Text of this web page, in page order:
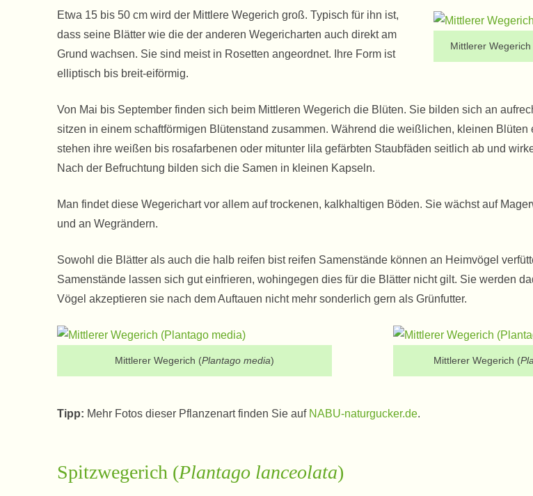
Mittlerer Wegerich
Etwa 15 bis 50 cm wird der Mittlere Wegerich groß. Typisch für ihn ist,
dass seine Blätter wie die der anderen Wegericharten auch direkt am
Grund wachsen. Sie sind meist in Rosetten angeordnet. Ihre Form ist
elliptisch bis breit-eiförmig.
Von Mai bis September finden sich beim Mittleren Wegerich die Blüten. Sie bilden sich an
sitzen in einem schaftförmigen Blütenstand zusammen. Während die weißlichen, kleinen Blüten
stehen ihre weißen bis rosafarbenen oder mitunter lila gefärbten Staubfäden seitlich ab und
Nach der Befruchtung bilden sich die Samen in kleinen Kapseln.
Man findet diese Wegerichart vor allem auf trockenen, kalkhaltigen Böden. Sie wächst auf
und an Wegrändern.
Sowohl die Blätter als auch die halb reifen bist reifen Samenstände können an Heimvögel
Samenstände lassen sich gut einfrieren, wohingegen dies für die Blätter nicht gilt. Sie werden
Vögel akzeptieren sie nach dem Auftauen nicht mehr sonderlich gern als Grünfutter.
Mittlerer Wegerich (Plantago media) Mittlerer Wegerich (
Tipp: Mehr Fotos dieser Pflanzenart finden Sie auf NABU-naturgucker.de.
Spitzwegerich (Plantago lanceolata)